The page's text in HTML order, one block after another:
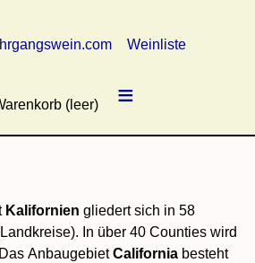
Weinliste
≡
Kalifornien gliedert sich in 58
In über 40 Counties wird
AnbaugebietCaliforniabesteht